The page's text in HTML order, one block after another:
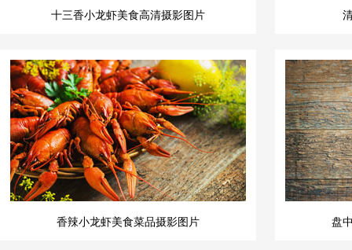
十三香小龙虾美食高清摄影图片
香辣小龙虾美食菜品摄影图片 盘